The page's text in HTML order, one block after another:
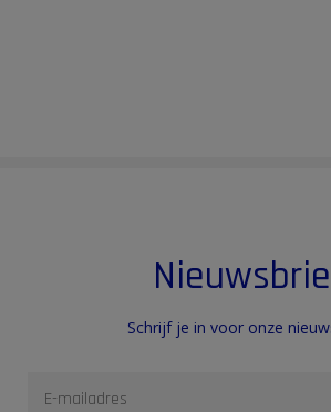
Schrijf je in voor onze